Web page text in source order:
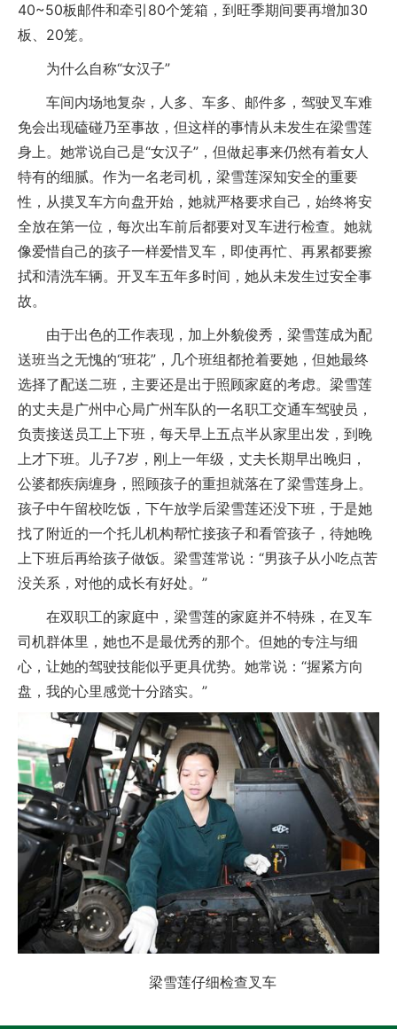
40~50板邮件和牵引80个笼箱，到旺季期间要再增加30
板、20笼。
为什么自称“女汉子”
车间内场地复杂，人多、车多、邮件多，驾驶叉车难
免会出现磕碰乃至事故，但这样的事情从未发生在梁雪莲
身上。她常说自己是“女汉子”，但做起事来仍然有着女人
特有的细腻。作为一名老司机，梁雪莲深知安全的重要
性，从摸叉车方向盘开始，她就严格要求自己，始终将安
全放在第一位，每次出车前后都要对叉车进行检查。她就
像爱惜自己的孩子一样爱惜叉车，即使再忙、再累都要擦
拭和清洗车辆。开叉车五年多时间，她从未发生过安全事
故。
由于出色的工作表现，加上外貌俊秀，梁雪莲成为配
送班当之无愧的“班花”，几个班组都抢着要她，但她最终
选择了配送二班，主要还是出于照顾家庭的考虑。梁雪莲
的丈夫是广州中心局广州车队的一名职工交通车驾驶员，
负责接送员工上下班，每天早上五点半从家里出发，到晚
上才下班。儿子7岁，刚上一年级，丈夫长期早出晚归，
公婆都疾病缠身，照顾孩子的重担就落在了梁雪莲身上。
孩子中午留校吃饭，下午放学后梁雪莲还没下班，于是她
找了附近的一个托儿机构帮忙接孩子和看管孩子，待她晚
上下班后再给孩子做饭。梁雪莲常说：“男孩子从小吃点苦
没关系，对他的成长有好处。”
在双职工的家庭中，梁雪莲的家庭并不特殊，在叉车
司机群体里，她也不是最优秀的那个。但她的专注与细
心，让她的驾驶技能似乎更具优势。她常说：“握紧方向
盘，我的心里感觉十分踏实。”
梁雪莲仔细检查叉车